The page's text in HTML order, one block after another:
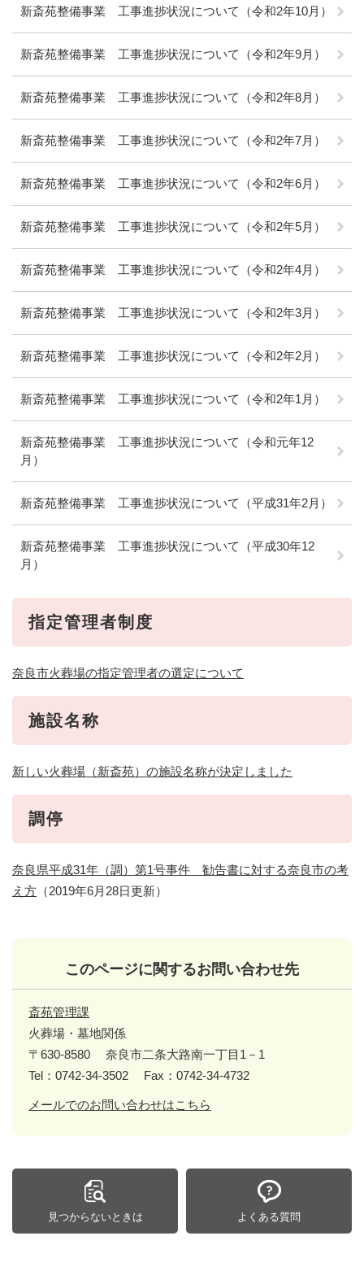
新斎苑整備事業 工事進捗状況について（令和2年10月）
新斎苑整備事業 工事進捗状況について（令和2年9月）
新斎苑整備事業 工事進捗状況について（令和2年8月）
新斎苑整備事業 工事進捗状況について（令和2年7月）
新斎苑整備事業 工事進捗状況について（令和2年6月）
新斎苑整備事業 工事進捗状況について（令和2年5月）
新斎苑整備事業 工事進捗状況について（令和2年4月）
新斎苑整備事業 工事進捗状況について（令和2年3月）
新斎苑整備事業 工事進捗状況について（令和2年2月）
新斎苑整備事業 工事進捗状況について（令和2年1月）
新斎苑整備事業 工事進捗状況について（令和元年12
月）
新斎苑整備事業 工事進捗状況について（平成31年2月）
新斎苑整備事業 工事進捗状況について（平成30年12
月）
指定管理者制度
奈良市火葬場の指定管理者の選定について
施設名称
新しい火葬場（新斎苑）の施設名称が決定しました
調停
奈良県平成31年（調）第1号事件 勧告書に対する奈良市の考
え方 （2019年6月28日更新）
このページに関するお問い合わせ先
斎苑管理課
火葬場・墓地関係
〒630-8580
奈良市二条大路南一丁目1－1
Tel：0742-34-3502
Fax：0742-34-4732
メールでのお問い合わせはこちら
見つからないときは よくある質問